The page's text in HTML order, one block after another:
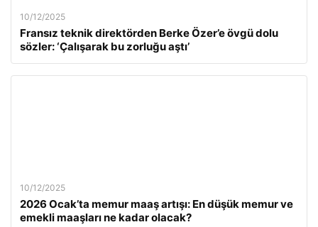
10/12/2025
Fransız teknik direktörden Berke Özer’e övgü dolu
sözler: ‘Çalışarak bu zorluğu aştı’
10/12/2025
2026 Ocak’ta memur maaş artışı: En düşük memur ve
emekli maaşları ne kadar olacak?